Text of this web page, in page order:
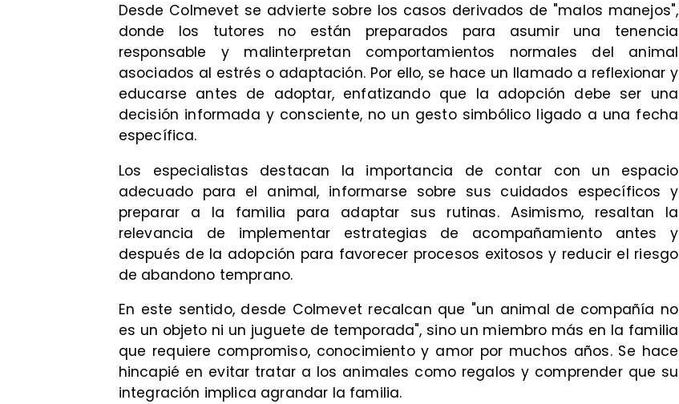
Desde Colmevet se advierte sobre los casos derivados de "malos manejos",
donde los tutores no están preparados para asumir una tenencia
responsable y malinterpretan comportamientos normales del animal
asociados al estrés o adaptación. Por ello, se hace un llamado a reflexionar y
educarse antes de adoptar, enfatizando que la adopción debe ser una
decisión informada y consciente, no un gesto simbólico ligado a una fecha
específica.
Los especialistas destacan la importancia de contar con un espacio
adecuado para el animal, informarse sobre sus cuidados específicos y
preparar a la familia para adaptar sus rutinas. Asimismo, resaltan la
relevancia de implementar estrategias de acompañamiento antes y
después de la adopción para favorecer procesos exitosos y reducir el riesgo
de abandono temprano.
En este sentido, desde Colmevet recalcan que "un animal de compañía no
es un objeto ni un juguete de temporada", sino un miembro más en la familia
que requiere compromiso, conocimiento y amor por muchos años. Se hace
hincapié en evitar tratar a los animales como regalos y comprender que su
integración implica agrandar la familia.